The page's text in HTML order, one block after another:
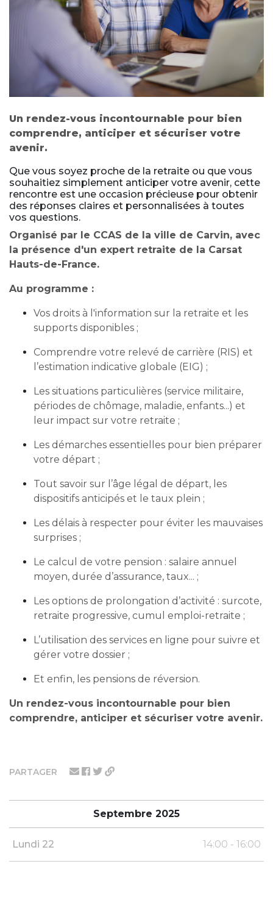
PARTAGER
Septembre 2025
Lundi 22 14:00 - 16:00
Un rendez-vous incontournable pour bien
comprendre, anticiper et sécuriser votre
avenir.
Que vous soyez proche de la retraite ou que vous
souhaitiez simplement anticiper votre avenir, cette
rencontre est une occasion précieuse pour obtenir
des réponses claires et personnalisées à toutes
vos questions.
Organisé par le CCAS de la ville de Carvin, avec
la présence d'un expert retraite de la Carsat
Hauts-de-France.
Au programme :
Vos droits à l'information sur la retraite et les
supports disponibles ;
Comprendre votre relevé de carrière (RIS) et
l’estimation indicative globale (EIG) ;
Les situations particulières (service militaire,
périodes de chômage, maladie, enfants...) et
leur impact sur votre retraite ;
Les démarches essentielles pour bien préparer
votre départ ;
Tout savoir sur l’âge légal de départ, les
dispositifs anticipés et le taux plein ;
Les délais à respecter pour éviter les mauvaises
surprises ;
Le calcul de votre pension : salaire annuel
moyen, durée d’assurance, taux... ;
Les options de prolongation d’activité : surcote,
retraite progressive, cumul emploi-retraite ;
L’utilisation des services en ligne pour suivre et
gérer votre dossier ;
Et enfin, les pensions de réversion.
Un rendez-vous incontournable pour bien
comprendre, anticiper et sécuriser votre avenir.